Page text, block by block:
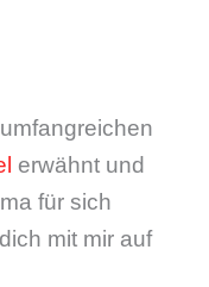
erwähnt und
für sich
mit mir auf